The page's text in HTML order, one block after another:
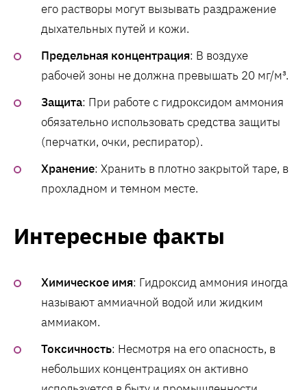
его растворы могут вызывать раздражение
дыхательных путей и кожи.
Предельная концентрация: В воздухе
рабочей зоны не должна превышать 20 мг/м³.
Защита: При работе с гидроксидом аммония
обязательно использовать средства защиты
(перчатки, очки, респиратор).
Хранение: Хранить в плотно закрытой таре, в
прохладном и темном месте.
Интересные факты
Химическое имя: Гидроксид аммония иногда
называют аммиачной водой или жидким
аммиаком.
Токсичность: Несмотря на его опасность, в
небольших концентрациях он активно